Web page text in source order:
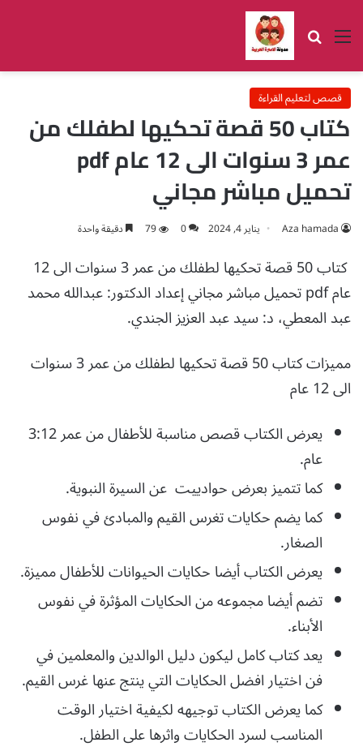
القائمة بحث عن
قصص لتعليم القراءة
كتاب 50 قصة تحكيها لطفلك من
عمر 3 سنوات الى 12 عام pdf
تحميل مباشر مجاني
Aza hamada يناير 4, 2024 0
79 دقيقة واحدة
كتاب 50 قصة تحكيها لطفلك من عمر 3 سنوات الى 12
عام pdf تحميل مباشر مجاني إعداد الدكتور: عبدالله محمد
عبد المعطي، د: سيد عبد العزيز الجندي.
مميزات كتاب 50 قصة تحكيها لطفلك من عمر 3 سنوات
الى 12 عام
يعرض الكتاب قصص مناسبة للأطفال من عمر 3:12
عام.
كما تتميز بعرض حوادييت عن السيرة النبوية.
كما يضم حكايات تغرس القيم والمبادئ في نفوس
الصغار.
يعرض الكتاب أيضا حكايات الحيوانات للأطفال مميزة.
تضم أيضا مجموعه من الحكايات المؤثرة في نفوس
الأبناء.
يعد كتاب كامل ليكون دليل الوالدين والمعلمين في
فن اختيار افضل الحكايات التي ينتج عنها غرس القيم.
كما يعرض الكتاب توجيهه لكيفية اختيار الوقت
المناسب لسرد الحكايات واثرها على الطفل.